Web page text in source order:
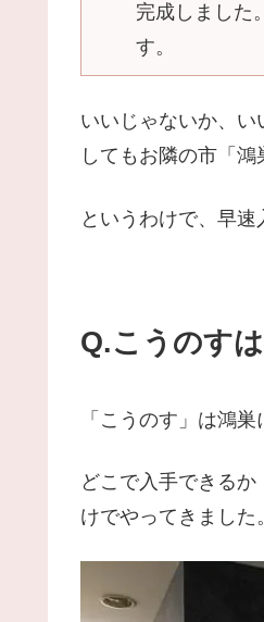
完成しました
す。
いいじゃないか、
してもお隣の市「
というわけで、早速
Q.こうのす
「こうのす」は鴻
どこで入手できる
けでやってきました